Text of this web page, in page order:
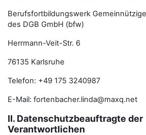
Berufsfortbildungswerk
des DGB GmbH (bfw)
Herrmann-Veit-Str. 6
76135 Karlsruhe
Telefon: +49 175 3240987
E-Mail: fortenbacher.linda@maxq.net
II. Datenschutzbeauftragte der
Verantwortlichen